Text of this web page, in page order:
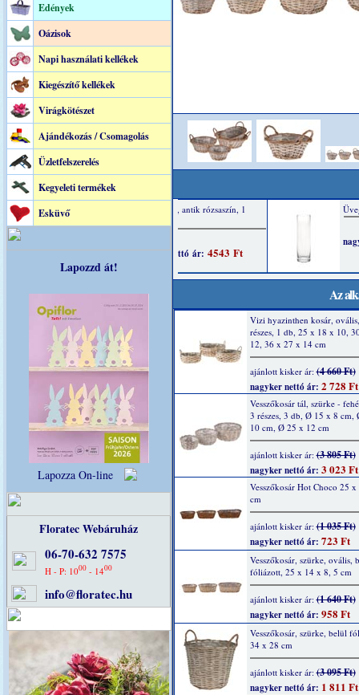
Edények
Oázisok
Napi használati kellékek
Kiegészítő kellékek
Virágkötészet
Ajándékozás / Csomagolás
Üzletfelszerelés
Kegyeleti termékek
Esküvő
Lapozzd át!
Lapozza On-line
Floratec Webáruház
06-70-632 7575
H - P: 1000 - 1400
info@floratec.hu
Az
Vizi hyazinthen kosár,
részes, 1 db, 25 x 18 x 10,
12, 36 x 27 x 14 cm
ajánlott kisker ár:(4 660 Ft)
nagyker nettó ár: 2 728 Ft
Vesszőkosár tál, szürke -
3 részes, 3 db, Ø 15 x 8 cm,
10 cm, Ø 25 x 12 cm
ajánlott kisker ár:(3 805 Ft)
nagyker nettó ár: 3 023 Ft
Vesszőkosár Hot Choco 25
cm
ajánlott kisker ár:(1 035 Ft)
nagyker nettó ár: 723 Ft
Vesszőkosár, szürke, ovális,
fóliázott, 25 x 14 x 8, 5 cm
ajánlott kisker ár:(1 640 Ft)
nagyker nettó ár: 958 Ft
Vesszőkosár, szürke, belül
34 x 28 cm
ajánlott kisker ár:(3 095 Ft)
nagyker nettó ár: 1 811 Ft